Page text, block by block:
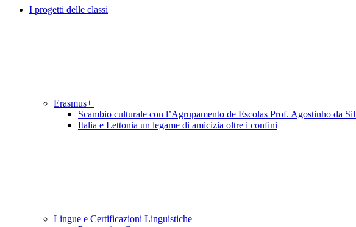
I progetti delle classi
Erasmus+
Scambio culturale con l’Agrupamento de Escolas Prof. Agostinho da
Italia e Lettonia un legame di amicizia oltre i confini
Lingue e Certificazioni Linguistiche